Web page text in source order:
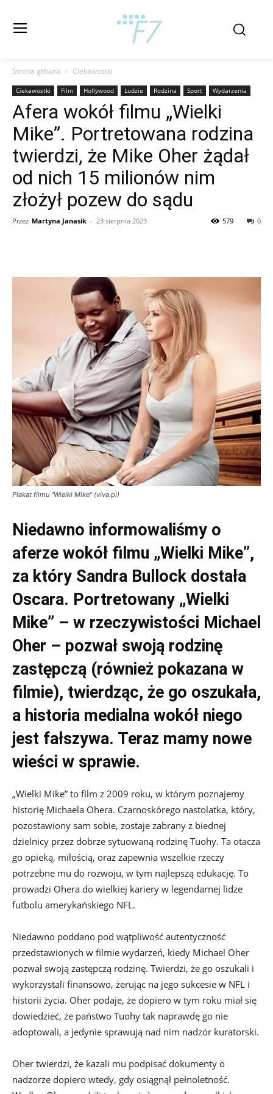
Strona główna Ciekawostki
Ciekawostki Film Hollywood Ludzie Rodzina Sport Wydarzenia
Afera wokół filmu „Wielki
Mike”. Portretowana rodzina
twierdzi, że Mike Oher żądał
od nich 15 milionów nim
złożył pozew do sądu
Przez Martyna Janasik - 23 sierpnia 2023 0
579
Plakat filmu "Wielki Mike" (viva.pl)
Niedawno informowaliśmy o
aferze wokół filmu „Wielki Mike”,
za który Sandra Bullock dostała
Oscara. Portretowany „Wielki
Mike” – w rzeczywistości Michael
Oher – pozwał swoją rodzinę
zastępczą (również pokazana w
filmie), twierdząc, że go oszukała,
a historia medialna wokół niego
jest fałszywa. Teraz mamy nowe
wieści w sprawie.
„Wielki Mike” to film z 2009 roku, w którym poznajemy
historię Michaela Ohera. Czarnoskórego nastolatka, który,
pozostawiony sam sobie, zostaje zabrany z biednej
dzielnicy przez dobrze sytuowaną rodzinę Tuohy. Ta otacza
go opieką, miłością, oraz zapewnia wszelkie rzeczy
potrzebne mu do rozwoju, w tym najlepszą edukację. To
prowadzi Ohera do wielkiej kariery w legendarnej lidze
futbolu amerykańskiego NFL.
Niedawno poddano pod wątpliwość autentyczność
przedstawionych w filmie wydarzeń, kiedy Michael Oher
pozwał swoją zastępczą rodzinę. Twierdzi, że go oszukali i
wykorzystali finansowo, żerując na jego sukcesie w NFL i
historii życia. Oher podaje, że dopiero w tym roku miał się
dowiedzieć, że państwo Tuohy tak naprawdę go nie
adoptowali, a jedynie sprawują nad nim nadzór kuratorski.
Oher twierdzi, że kazali mu podpisać dokumenty o
nadzorze dopiero wtedy, gdy osiągnął pełnoletność.